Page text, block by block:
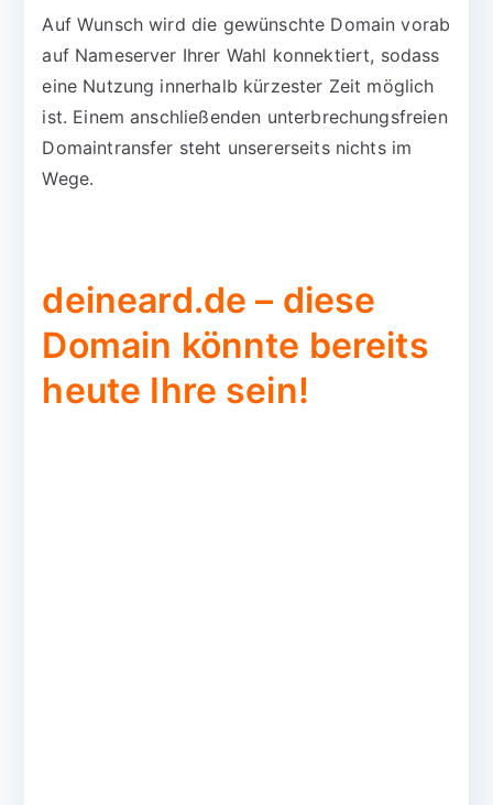
Auf Wunsch wird die gewünschte Domain vorab
auf Nameserver Ihrer Wahl konnektiert, sodass
eine Nutzung innerhalb kürzester Zeit möglich
ist. Einem anschließenden unterbrechungsfreien
Domaintransfer steht unsererseits nichts im
Wege.
deineard.de – diese
Domain könnte bereits
heute Ihre sein!